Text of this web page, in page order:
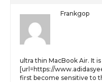
Frankgop
ultra thin MacBook Air. It
[url=https://
first become sensitive to